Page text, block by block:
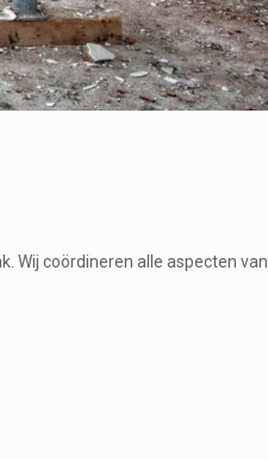
Wij coördineren alle aspecten van